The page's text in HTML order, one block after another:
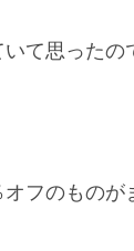
て思った
フのものが